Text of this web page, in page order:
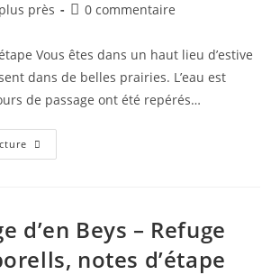
près
0 commentaire
Vous êtes dans un haut lieu d’estive
dans de belles prairies. L’eau est
de passage ont été repérés…
d’en Beys – Refuge
notes d’étape